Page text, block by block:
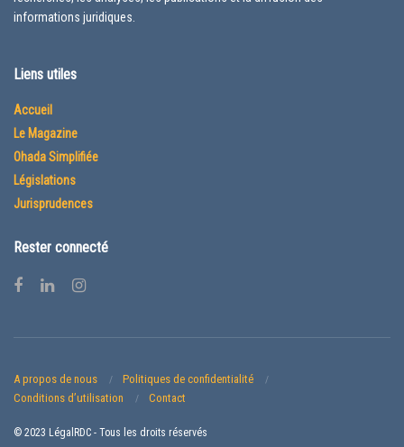
informations juridiques.
Liens utiles
Accueil
Le Magazine
Ohada Simplifiée
Législations
Jurisprudences
Rester connecté
A propos de nous
Politiques de confidentialité
Conditions d’utilisation
Contact
© 2023 LégalRDC - Tous les droits réservés